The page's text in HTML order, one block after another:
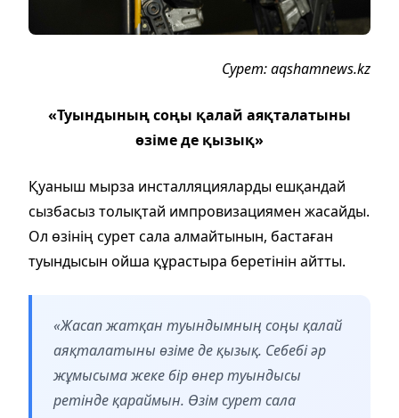
Сурет: aqshamnews.kz
«Туындының соңы қалай аяқталатыны
өзіме де қызық»
Қуаныш мырза инсталляцияларды ешқандай
сызбасыз толықтай импровизациямен жасайды.
Ол өзінің сурет сала алмайтынын, бастаған
туындысын ойша құрастыра беретінін айтты.
«Жасап жатқан туындымның соңы қалай
аяқталатыны өзіме де қызық. Себебі әр
жұмысыма жеке бір өнер туындысы
ретінде қараймын. Өзім сурет сала